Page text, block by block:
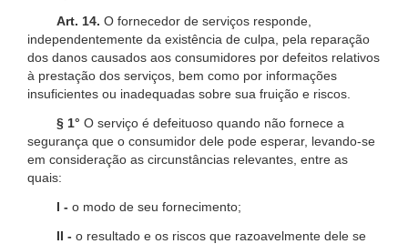
Art. 14. O fornecedor de serviços responde,
independentemente da existência de culpa, pela reparação
dos danos causados aos consumidores por defeitos relativos
à prestação dos serviços, bem como por informações
insuficientes ou inadequadas sobre sua fruição e riscos.
§ 1° O serviço é defeituoso quando não fornece a
segurança que o consumidor dele pode esperar, levando-se
em consideração as circunstâncias relevantes, entre as
quais:
I - o modo de seu fornecimento;
II - o resultado e os riscos que razoavelmente dele se